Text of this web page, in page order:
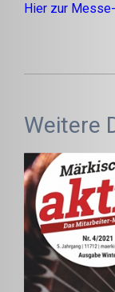
Hier zur
Weitere